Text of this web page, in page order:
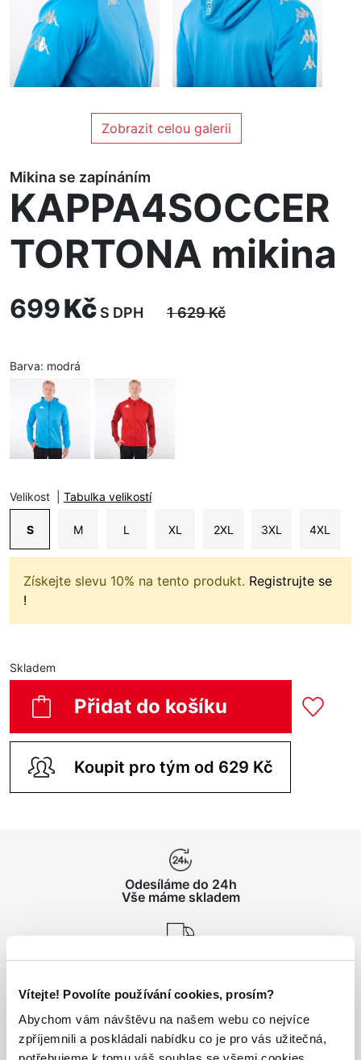
Vítejte! Povolíte používání cookies, prosím?
Abychom vám návštěvu na našem webu co nejvíce
zpříjemnili a poskládali nabídku co je pro vás užitečná,
Zobrazit celou galerii
Mikina se zapínáním
KAPPA4SOCCER
TORTONA mikina
699Kč S DPH 1 629Kč
Barva: modrá
Velikost Tabulka velikostí
S M L XL 2XL 3XL 4XL
Získejte slevu 10% na tento produkt. Registrujte se
!
Skladem
Přidat do košíku
Koupit pro tým od 629 Kč
Odesíláme do 24h
Vše máme skladem
Doprava nad 1000 Kč
Vrácení zboží
do 14 dnů ZDARMA